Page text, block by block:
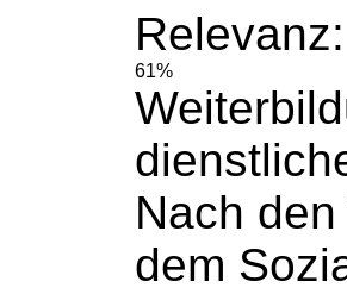
Relevanz:
61%
Nach
dem